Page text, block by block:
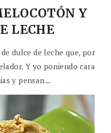
Y
LECHE
dulce de leche que, por
Y yo poniendo cara
y pensan...